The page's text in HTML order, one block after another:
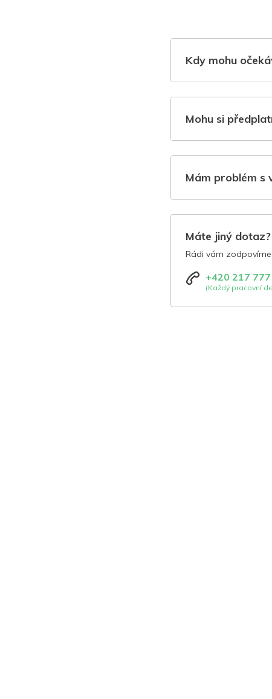
Kdy mohu
Mohu si
Mám problém s
Máte jiný
Rádi vám
+420 217
(Každý pracovní